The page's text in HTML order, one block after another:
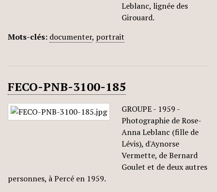
Leblanc, lignée des
Girouard.
Mots-clés: documenter, portrait
FECO-PNB-3100-185
GROUPE - 1959 -
Photographie de Rose-
Anna Leblanc (fille de
Lévis), d'Aynorse
Vermette, de Bernard
Goulet et de deux autres
personnes, à Percé en 1959.